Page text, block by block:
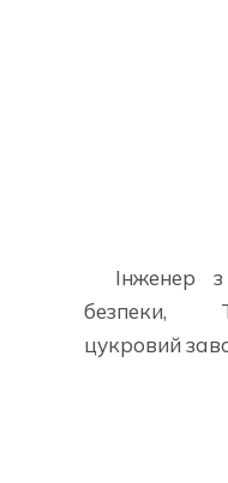
Інженер з
безпеки,
цукровий